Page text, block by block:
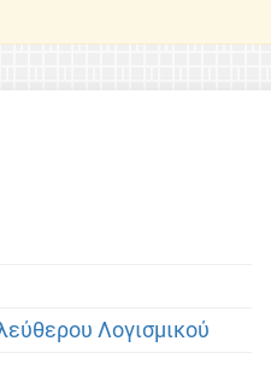
Λογισμικού